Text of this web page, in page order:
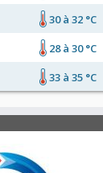
30 à 32 °C
28 à 30 °C
33 à 35 °C